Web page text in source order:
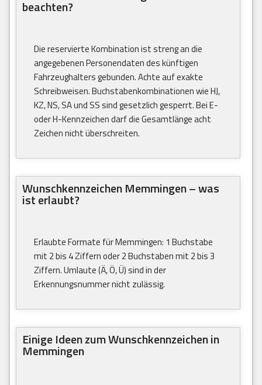
beachten?
Die reservierte Kombination ist streng an die
angegebenen Personendaten des künftigen
Fahrzeughalters gebunden. Achte auf exakte
Schreibweisen. Buchstabenkombinationen wie HJ,
KZ, NS, SA und SS sind gesetzlich gesperrt. Bei E-
oder H-Kennzeichen darf die Gesamtlänge acht
Zeichen nicht überschreiten.
Wunschkennzeichen Memmingen – was
ist erlaubt?
Erlaubte Formate für Memmingen: 1 Buchstabe
mit 2 bis 4 Ziffern oder 2 Buchstaben mit 2 bis 3
Ziffern. Umlaute (Ä, Ö, Ü) sind in der
Erkennungsnummer nicht zulässig.
Einige Ideen zum Wunschkennzeichen in
Memmingen